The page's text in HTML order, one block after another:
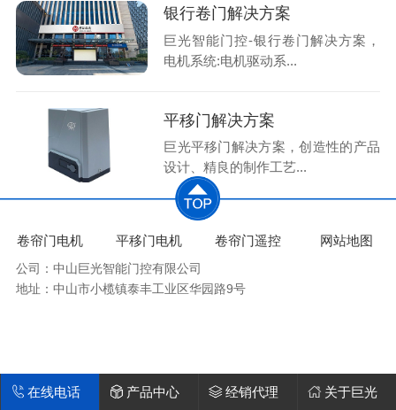
银行卷门解决方案
巨光智能门控-银行卷门解决方案，
电机系统:电机驱动系...
平移门解决方案
巨光平移门解决方案，创造性的产品
设计、精良的制作工艺...
卷帘门电机 平移门电机 卷帘门遥控 网站地图
公司：中山巨光智能门控有限公司
地址：中山市小榄镇泰丰工业区华园路9号
在线电话 产品中心 经销代理 关于巨光